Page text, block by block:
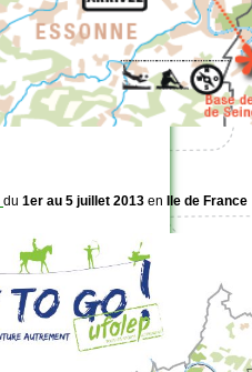
du 1er au 5 juillet 2013 en Ile de France